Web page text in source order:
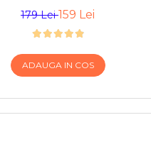
179 Lei159 Lei
ADAUGA IN COS